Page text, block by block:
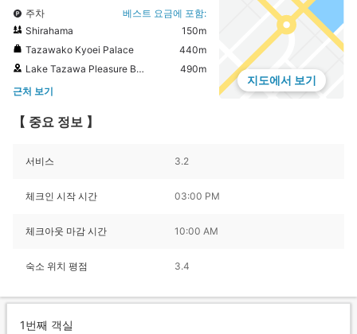
주차
베스트 요금에 포함:
Shirahama
150m
Tazawako Kyoei Palace
440m
Lake Tazawa Pleasure Boat
490m
근처 보기
지도에서 보기
【 중요 정보 】
서비스 3.2
체크인 시작 시간 03:00 PM
체크아웃 마감 시간 10:00 AM
숙소 위치 평점 3.4
1번째 객실